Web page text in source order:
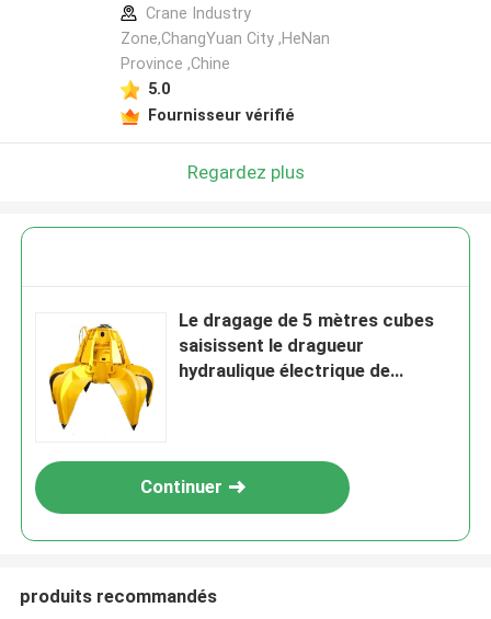
Crane Industry
Zone,ChangYuan City ,HeNan
Province ,Chine
5.0
Fournisseur vérifié
Regardez plus
Le dragage de 5 mètres cubes
saisissent le dragueur
hydraulique électrique de
Continuer
produits recommandés